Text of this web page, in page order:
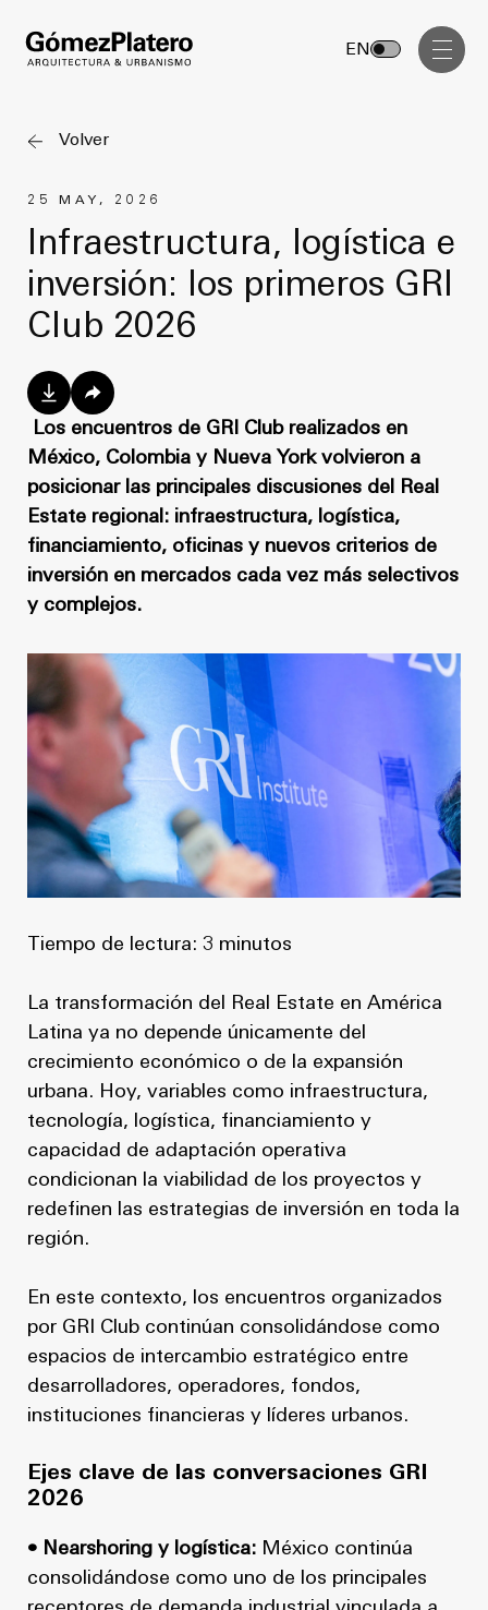
Gerenciamiento de Obra
Masterplan
Anteproyecto
Proyecto Ejecutivo
Dirección de Obra
Proyectos
GP inside
Noticias
Quiénes somos
Trabaja con nosotros
Contacto
EN
Servicios
Arquitectura
Urbanismo
Gerenciamiento de Obra
Diseño Interior
Comunicación Visual
Masterplan
Anteproyecto
Proyecto Ejecutivo
Proyectos
GP inside
Noticias
Quiénes somos
Volver
25 MAY, 2026
Infraestructura, logística e
inversión: los primeros GRI
Club 2026
Los encuentros de GRI Club realizados en
México, Colombia y Nueva York volvieron a
posicionar las principales discusiones del Real
Estate regional: infraestructura, logística,
financiamiento, oficinas y nuevos criterios de
inversión en mercados cada vez más selectivos
y complejos.
Tiempo de lectura: 3 minutos
La transformación del Real Estate en América
Latina ya no depende únicamente del
crecimiento económico o de la expansión
urbana. Hoy, variables como infraestructura,
tecnología, logística, financiamiento y
capacidad de adaptación operativa
condicionan la viabilidad de los proyectos y
redefinen las estrategias de inversión en toda la
región.
En este contexto, los encuentros organizados
por GRI Club continúan consolidándose como
espacios de intercambio estratégico entre
desarrolladores, operadores, fondos,
instituciones financieras y líderes urbanos.
Ejes clave de las conversaciones GRI
2026
• Nearshoring y logística: México continúa
consolidándose como uno de los principales